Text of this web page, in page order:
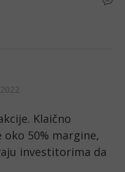
Klaično
50% margine,
investitorima da